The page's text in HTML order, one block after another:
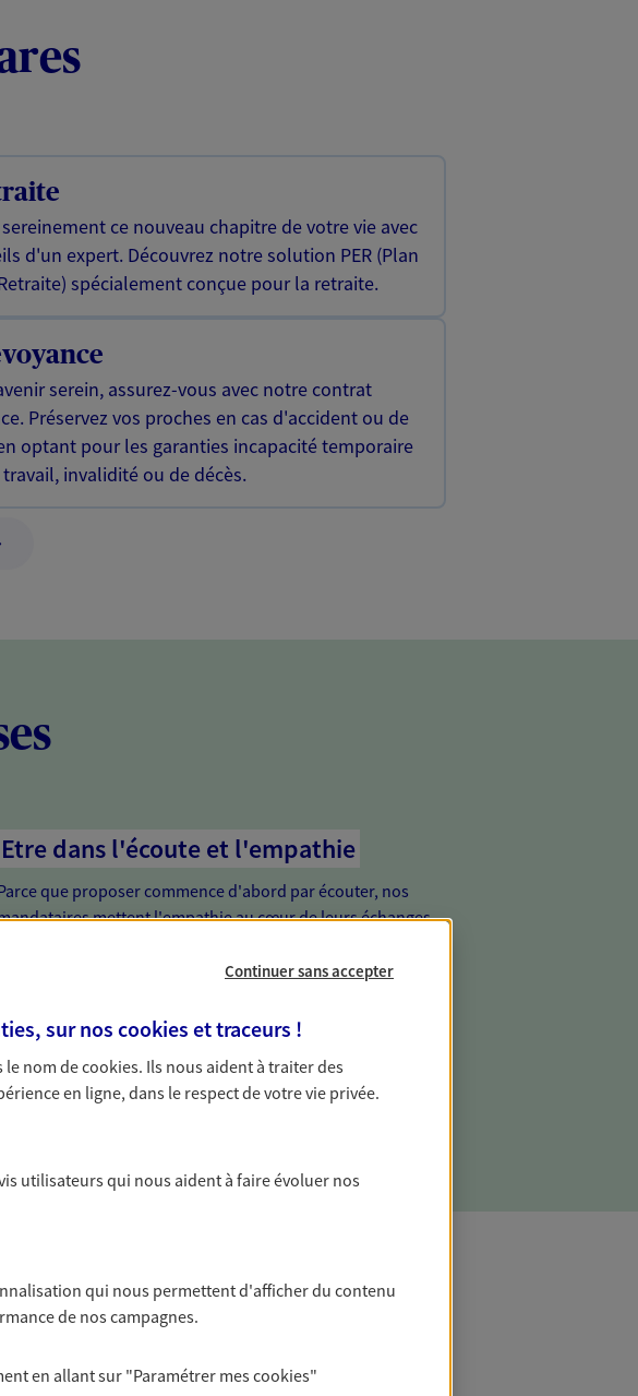
ce nouveau chapitre de votre vie avec
d'un expert. Découvrez notre solution PER (Plan
spécialement conçue pour la retraite.
serein, assurez-vous avec notre contrat
Préservez vos proches en cas d'accident ou de
optant pour les garanties incapacité temporaire
invalidité ou de décès.
Etre dans l'écoute et l'empathie
que proposer commence d'abord par écouter, nos
mettent l'empathie au cœur de leurs échanges
et Protection
Continuer sans accepter
sur nos cookies et traceurs !
le nom decookies. Ils nous aident à traiter des
en ligne, dans le respect de votre vie privée.
utilisateurs qui nous aident à faire évoluer nos
qui nous permettent d'afficher du contenu
de nos campagnes.
en allant sur "Paramétrer mescookies"